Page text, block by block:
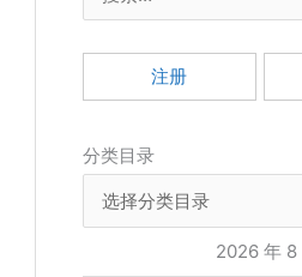
索
：
注册
分类目录
2026 年 8